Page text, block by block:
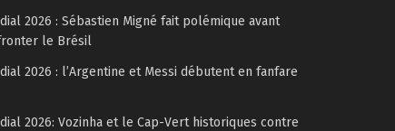
2026 : Sébastien Migné fait polémique avant
le Brésil
2026 : l’Argentine et Messi débutent en fanfare
2026: Vozinha et le Cap-Vert historiques contre